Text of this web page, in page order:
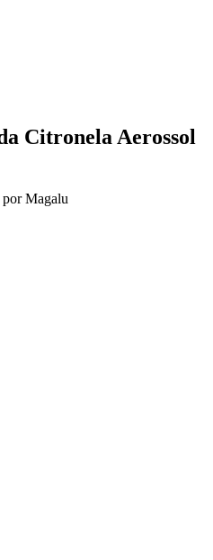
Citronela Aerossol
por Magalu